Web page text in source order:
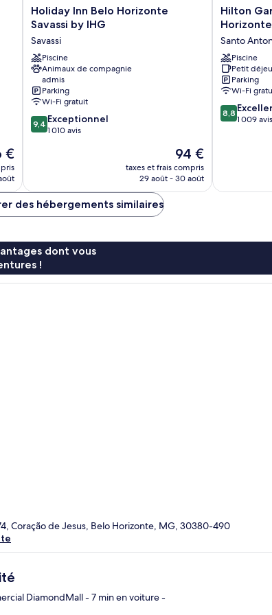
€
Holiday
Inn
Horizonte
Savassi
by
IHG
Savassi
Holiday Inn Belo Horizonte
Savassi by IHG
Savassi
Piscine
Animaux de compagnie
admis
Parking
Wi-Fi gratuit
9.4
sur
9,4 Exceptionnel
1 010 avis
Le
nouveau
prix
94 €
taxes et frais compris
29 août - 30 août
Hilton
Garden
Belo
Horizonte,
Brazil
Santo
Antonio
Hilton
Santo
Piscine
Petit
Parking
Wi-Fi
8.8
sur
8,8
1 009 avis
des hébergements similaires
dont vous
!
Coração de Jesus, Belo Horizonte, MG, 30380-490
DiamondMall- 7 min en voiture-